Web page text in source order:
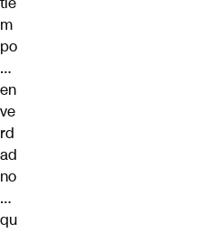
m
po
…
en
ve
rd
ad
no
…
qu